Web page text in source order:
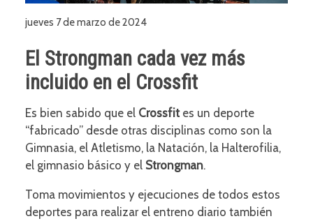
jueves 7 de marzo de 2024
El Strongman cada vez más
incluido en el Crossfit
Es bien sabido que el Crossfites un deporte
“fabricado” desde otras disciplinas como son la
Gimnasia, el Atletismo, la Natación, la Halterofilia,
el gimnasio básico y el Strongman.
Toma movimientos y ejecuciones de todos estos
deportes para realizar el entreno diario también